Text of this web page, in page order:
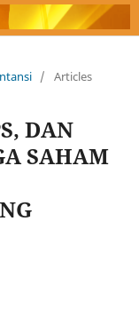
/ Articles
DAN
SAHAM